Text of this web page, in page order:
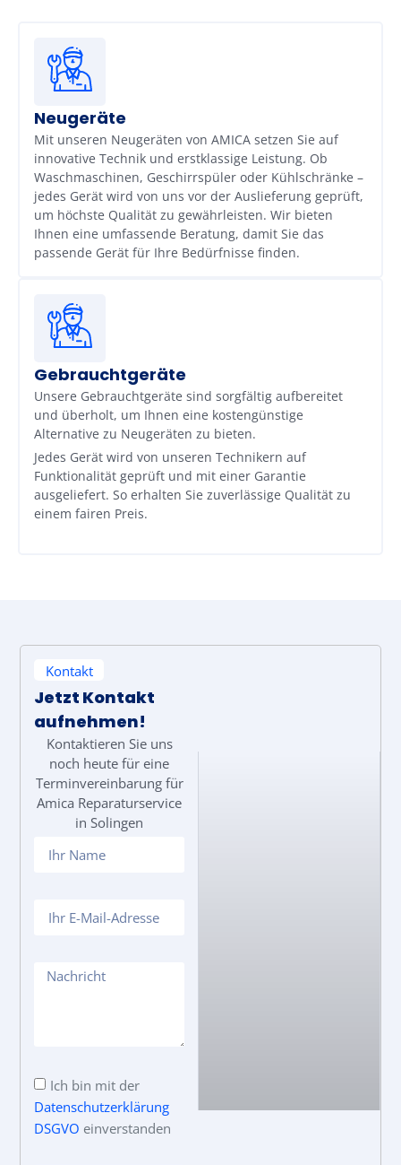
Neugeräte
Mit unseren Neugeräten von AMICA setzen Sie auf
innovative Technik und erstklassige Leistung. Ob
Waschmaschinen, Geschirrspüler oder Kühlschränke –
jedes Gerät wird von uns vor der Auslieferung geprüft,
um höchste Qualität zu gewährleisten. Wir bieten
Ihnen eine umfassende Beratung, damit Sie das
passende Gerät für Ihre Bedürfnisse finden.
Gebrauchtgeräte
Unsere Gebrauchtgeräte sind sorgfältig aufbereitet
und überholt, um Ihnen eine kostengünstige
Alternative zu Neugeräten zu bieten.
Jedes Gerät wird von unseren Technikern auf
Funktionalität geprüft und mit einer Garantie
ausgeliefert. So erhalten Sie zuverlässige Qualität zu
einem fairen Preis.
Kontakt
Jetzt Kontakt
aufnehmen!
Kontaktieren Sie uns
noch heute für eine
Terminvereinbarung für
Amica Reparaturservice
in Solingen
Ich bin mit der
Datenschutzerklärung
DSGVO einverstanden